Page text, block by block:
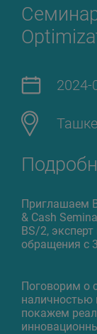
2024-
Приглашаем
& Cash
BS/2,
обращения с
Поговорим о
наличностью
покажем